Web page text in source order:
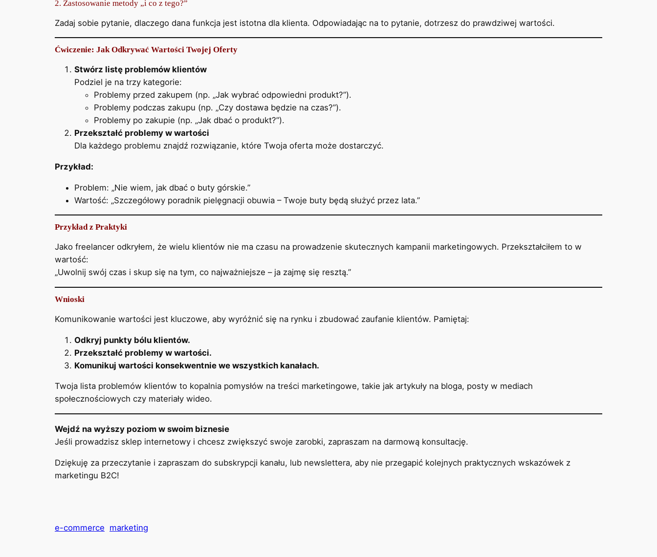
2. Zastosowanie metody „i co z tego?”
Zadaj sobie pytanie, dlaczego dana funkcja jest istotna dla klienta. Odpowiadając na to pytanie, dotrzesz do prawdziwej wartości.
Ćwiczenie: Jak Odkrywać Wartości Twojej Oferty
Stwórz listę problemów klientów
Podziel je na trzy kategorie:
Problemy przed zakupem (np. „Jak wybrać odpowiedni produkt?”).
Problemy podczas zakupu (np. „Czy dostawa będzie na czas?”).
Problemy po zakupie (np. „Jak dbać o produkt?”).
Przekształć problemy w wartości
Dla każdego problemu znajdź rozwiązanie, które Twoja oferta może dostarczyć.
Przykład:
Problem: „Nie wiem, jak dbać o buty górskie.”
Wartość: „Szczegółowy poradnik pielęgnacji obuwia – Twoje buty będą służyć przez lata.”
Przykład z Praktyki
Jako freelancer odkryłem, że wielu klientów nie ma czasu na prowadzenie skutecznych kampanii marketingowych. Przekształciłem to w
wartość:
„Uwolnij swój czas i skup się na tym, co najważniejsze – ja zajmę się resztą.”
Wnioski
Komunikowanie wartości jest kluczowe, aby wyróżnić się na rynku i zbudować zaufanie klientów. Pamiętaj:
Odkryj punkty bólu klientów.
Przekształć problemy w wartości.
Komunikuj wartości konsekwentnie we wszystkich kanałach.
Twoja lista problemów klientów to kopalnia pomysłów na treści marketingowe, takie jak artykuły na bloga, posty w mediach
społecznościowych czy materiały wideo.
Wejdź na wyższy poziom w swoim biznesie
Jeśli prowadzisz sklep internetowy i chcesz zwiększyć swoje zarobki, zapraszam na darmową konsultację.
Dziękuję za przeczytanie i zapraszam do subskrypcji kanału, lub newslettera, aby nie przegapić kolejnych praktycznych wskazówek z
marketingu B2C!
e-commerce marketing